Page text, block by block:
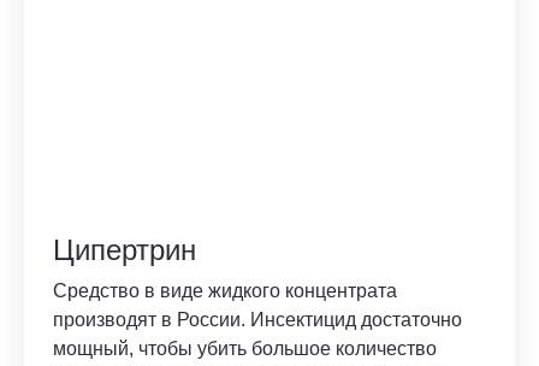
Ципертрин
Средство в виде жидкого концентрата
производят в России. Инсектицид достаточно
мощный, чтобы убить большое количество